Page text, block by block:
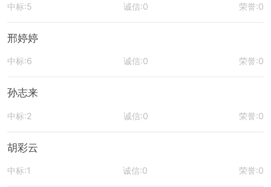
中标:5 诚信:0 荣誉:0
邢婷婷
中标:6 诚信:0 荣誉:0
孙志来
中标:2 诚信:0 荣誉:0
胡彩云
中标:1 诚信:0 荣誉:0